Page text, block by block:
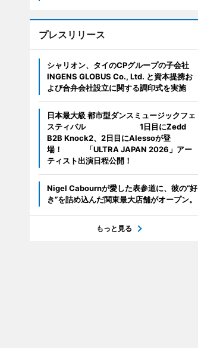
プレスリリース
シャリオン、タイのCPグループの子会社
INGENS GLOBUS Co., Ltd. と資本提携お
よび合弁会社設立に関する調印式を実施
日本最大級 都市型ダンスミュージックフェ
スティバル 1日目にZedd
B2B Knock2、2日目にAlessoが登
場！ 「ULTRA JAPAN 2026」アー
ティスト出演日程公開！
Nigel Cabournが愛した表参道に、彼の“好
き”を詰め込んだ関東最大店舗がオープン。
もっと見る